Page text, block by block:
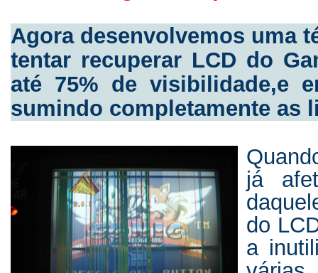
Agora desenvolvemos uma
tentar recuperar LCD do
até 75% de visibilidade,e
sumindo completamente as
já
do
a